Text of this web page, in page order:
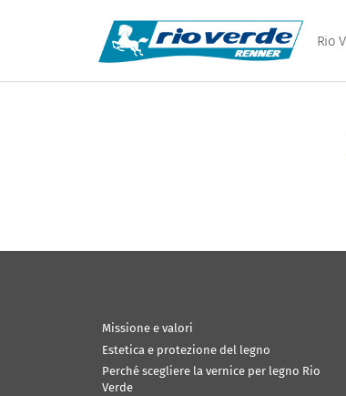
Rio
Missione e valori
Estetica e protezione del legno
Perché scegliere la vernice per legno Rio
Verde